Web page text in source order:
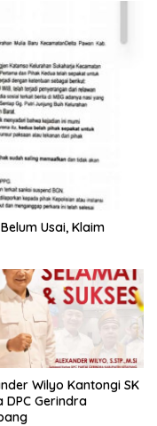
Usai, Klaim
Wilyo Kantongi SK
DPC Gerindra